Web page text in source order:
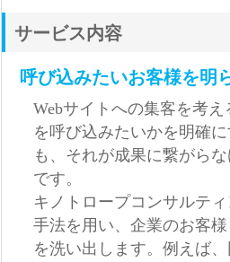
サービス内容
呼び込みたいお客様を明
Webサイトへの集客を考
を呼び込みたいかを明確
も、それが成果に繋がら
です。
キノトロープコンサルテ
手法を用い、企業のお客
を洗い出します。例えば